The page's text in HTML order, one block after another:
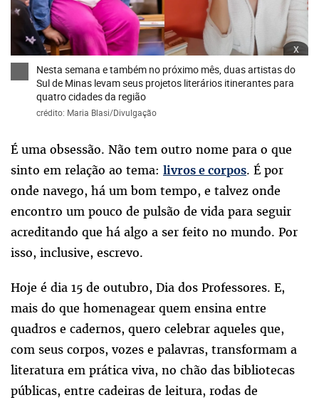
x
Nesta semana e também no próximo mês, duas artistas do
Sul de Minas levam seus projetos literários itinerantes para
quatro cidades da região
crédito: Maria Blasi/Divulgação
É uma obsessão. Não tem outro nome para o que
sinto em relação ao tema: livros e corpos. É por
onde navego, há um bom tempo, e talvez onde
encontro um pouco de pulsão de vida para seguir
acreditando que há algo a ser feito no mundo. Por
isso, inclusive, escrevo.
Hoje é dia 15 de outubro, Dia dos Professores. E,
mais do que homenagear quem ensina entre
quadros e cadernos, quero celebrar aqueles que,
com seus corpos, vozes e palavras, transformam a
literatura em prática viva, no chão das bibliotecas
públicas, entre cadeiras de leitura, rodas de